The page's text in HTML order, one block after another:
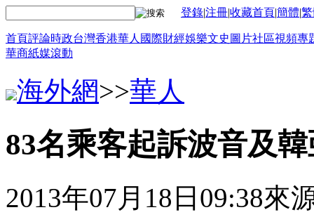
登錄|注冊|收藏首頁|簡體|
首頁評論時政台灣香港華人 國際財經娛樂文史 圖片社區視頻專
華商紙媒滾動
海外網>>華人
83名乘客起訴波音及
2013年07月18日09:38來